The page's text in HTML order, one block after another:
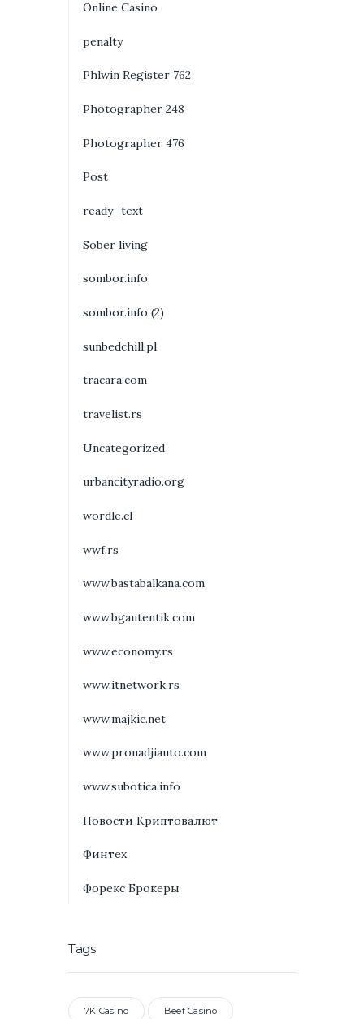
Online Casino
penalty
Phlwin Register 762
Photographer 248
Photographer 476
Post
ready_text
Sober living
sombor.info
sombor.info (2)
sunbedchill.pl
tracara.com
travelist.rs
Uncategorized
urbancityradio.org
wordle.cl
wwf.rs
www.bastabalkana.com
www.bgautentik.com
www.economy.rs
www.itnetwork.rs
www.majkic.net
www.pronadjiauto.com
www.subotica.info
Новости Криптовалют
Финтех
Форекс Брокеры
Tags
7K Casino Beef Casino